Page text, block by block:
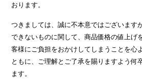
おります。
つきましては、誠に不本意ではございます
できないものに関して、商品価格の値上げ
客様にご負担をおかけしてしまうことを心
ともに、ご理解とご了承を賜りますよう何
ます。